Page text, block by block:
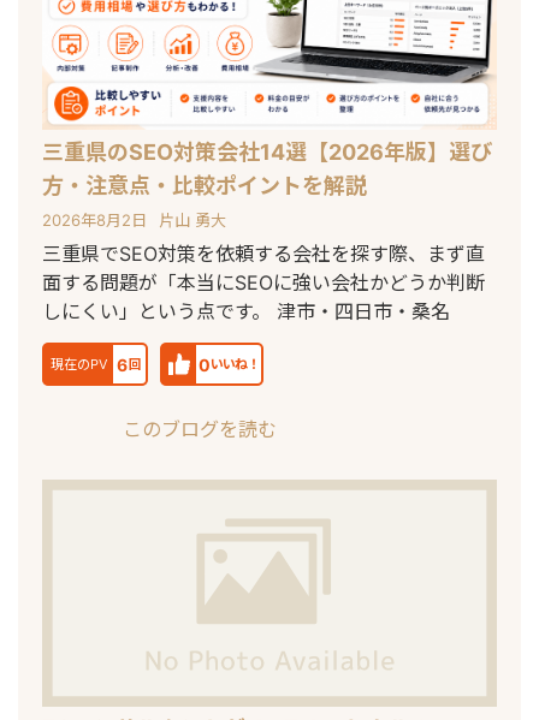
三重県のSEO対策会社14選【2026年版】選び
方・注意点・比較ポイントを解説
2026年8月2日 片山 勇大
現在のPV 6 回 0いいね！
三重県でSEO対策を依頼する会社を探す際、まず直
面する問題が「本当にSEOに強い会社かどうか判断
しにくい」という点です。 津市・四日市・桑名
このブログを読む